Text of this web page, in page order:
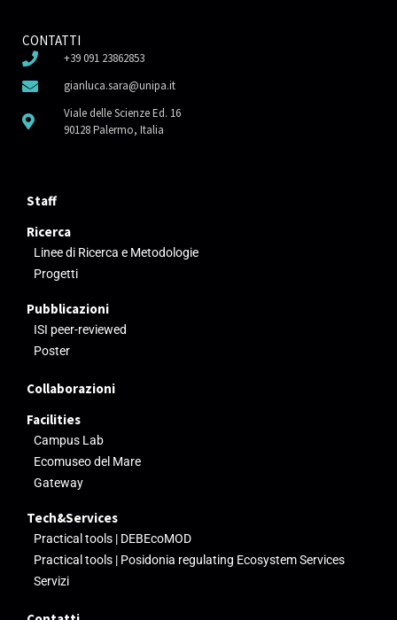
CONTATTI
+39 091 23862853
gianluca.sara@unipa.it
Viale delle Scienze Ed. 16
90128 Palermo, Italia
Staff
Ricerca
Linee di Ricerca e Metodologie
Progetti
Pubblicazioni
ISI peer-reviewed
Poster
Collaborazioni
Facilities
Campus Lab
Ecomuseo del Mare
Gateway
Tech&Services
Practical tools | DEBEcoMOD
Practical tools | Posidonia regulating Ecosystem Services
Servizi